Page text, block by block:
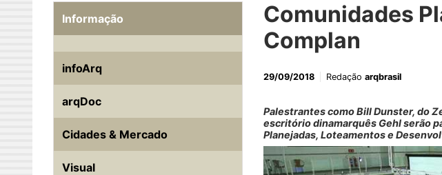
Comunidades
Complan
29/09/2018 Redação arqbrasil
Palestrantes como Bill Dunster, do
escritório dinamarquês Gehl serão
Planejadas, Loteamentos e
Informação
infoArq
arqDoc
Cidades & Mercado
Visual